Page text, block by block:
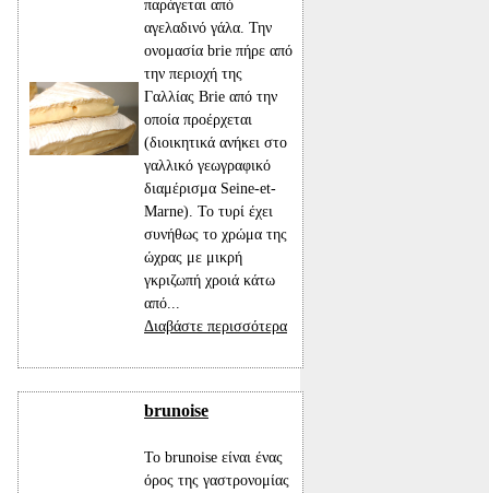
παράγεται από
αγελαδινό γάλα. Την
ονομασία brie πήρε από
την περιοχή της
Γαλλίας Brie από την
οποία προέρχεται
(διοικητικά ανήκει στο
γαλλικό γεωγραφικό
διαμέρισμα Seine-et-
Marne). Το τυρί έχει
συνήθως το χρώμα της
ώχρας με μικρή
γκριζωπή χροιά κάτω
από...
Διαβάστε περισσότερα
brunoise
Το brunoise είναι ένας
όρος της γαστρονομίας